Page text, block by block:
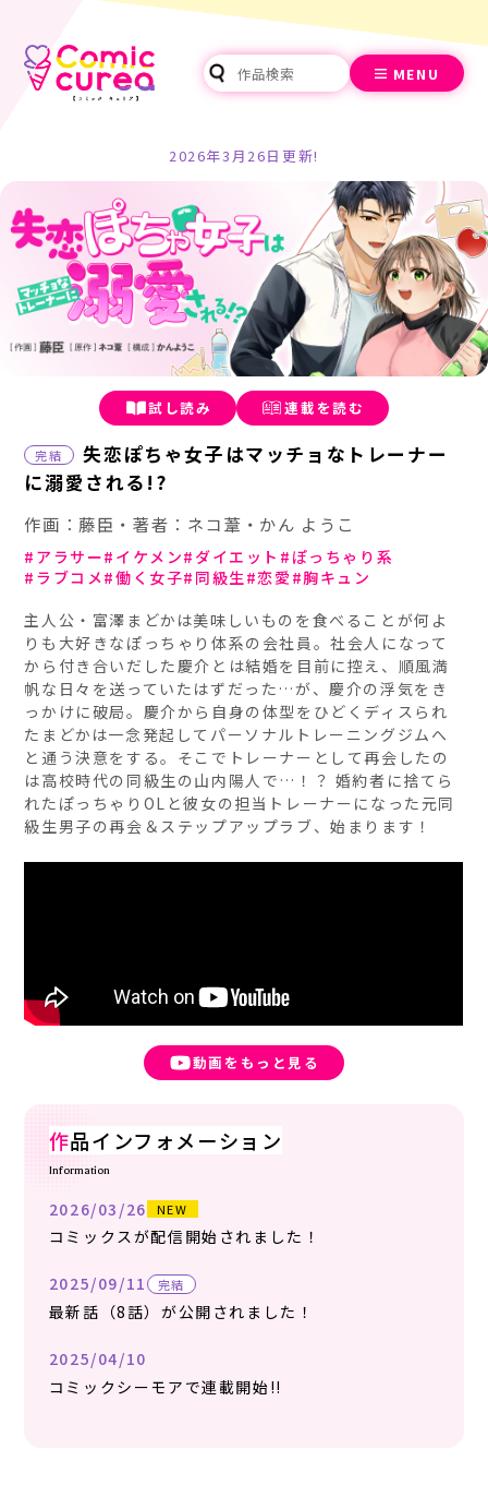
MENU
2026年3月26日更新!
試し読み 連載を読む
完結
失恋ぽちゃ女子はマッチョなトレーナー
に溺愛される!?
作画：藤臣・著者：ネコ葦・かん ようこ
アラサー イケメン ダイエット
ぽっちゃり系
ラブコメ
働く女子 同級生 恋愛
胸キュン
主人公・富澤まどかは美味しいものを食べることが何よ
りも大好きなぽっちゃり体系の会社員。社会人になって
から付き合いだした慶介とは結婚を目前に控え、順風満
帆な日々を送っていたはずだった…が、慶介の浮気をき
っかけに破局。慶介から自身の体型をひどくディスられ
たまどかは一念発起してパーソナルトレーニングジムへ
と通う決意をする。そこでトレーナーとして再会したの
は高校時代の同級生の山内陽人で…！？ 婚約者に捨てら
れたぽっちゃりOLと彼女の担当トレーナーになった元同
級生男子の再会＆ステップアップラブ、始まります！
動画をもっと見る
作品インフォメーション
Information
2026/03/26 NEW
コミックスが配信開始されました！
2025/09/11 完結
最新話（8話）が公開されました！
2025/04/10
コミックシーモアで連載開始!!